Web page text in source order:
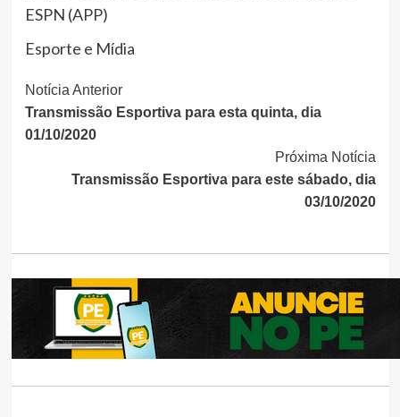
ESPN (APP)
Esporte e Mídia
Continue
Lendo
Notícia Anterior
Transmissão Esportiva para esta quinta, dia
01/10/2020
Próxima Notícia
Transmissão Esportiva para este sábado, dia
03/10/2020